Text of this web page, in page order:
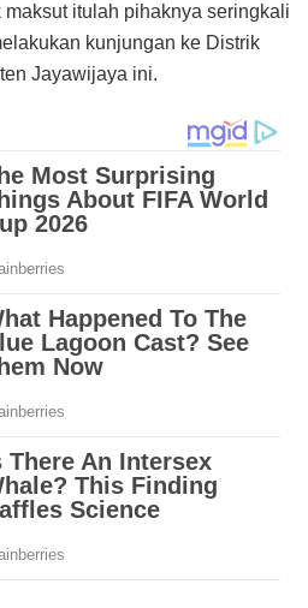
itulah pihaknya seringkali
kunjungan ke Distrik
Jayawijaya ini.